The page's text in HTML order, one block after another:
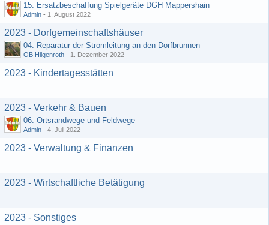
15. Ersatzbeschaffung Spielgeräte DGH Mappershain
Admin - 1. August 2022
2023 - Dorfgemeinschaftshäuser
04. Reparatur der Stromleitung an den Dorfbrunnen
OB Hilgenroth - 1. Dezember 2022
2023 - Kindertagesstätten
2023 - Verkehr & Bauen
06. Ortsrandwege und Feldwege
Admin - 4. Juli 2022
2023 - Verwaltung & Finanzen
2023 - Wirtschaftliche Betätigung
2023 - Sonstiges